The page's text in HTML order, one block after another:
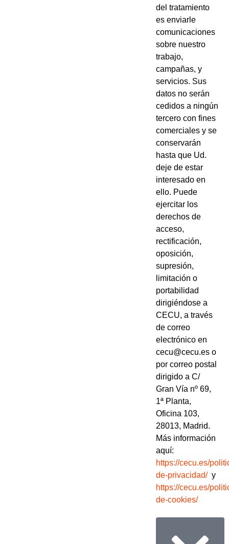
del tratamiento
es enviarle
comunicaciones
sobre nuestro
trabajo,
campañas, y
servicios. Sus
datos no serán
cedidos a ningún
tercero con fines
comerciales y se
conservarán
hasta que Ud.
deje de estar
interesado en
ello. Puede
ejercitar los
derechos de
acceso,
rectificación,
oposición,
supresión,
limitación o
portabilidad
dirigiéndose a
CECU, a través
de correo
electrónico en
cecu@cecu.es o
por correo postal
dirigido a C/
Gran Vía nº 69,
1ª Planta,
Oficina 103,
28013, Madrid.
Más información
aquí:
https://cecu.es/
de-privacidad/y
https://cecu.es/
de-cookies/